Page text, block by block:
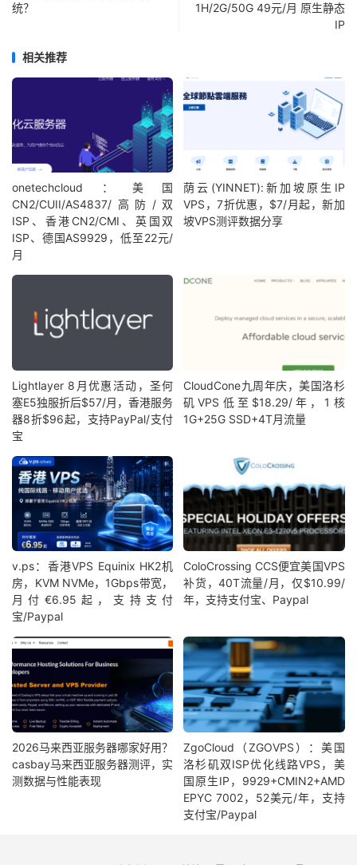
统？
1H/2G/50G 49元/月 原生静态
IP
相关推荐
onetechcloud：美国
CN2/CUII/AS4837/高防/双
ISP、香港CN2/CMI、英国双
ISP、德国AS9929，低至22元/
月
荫云(YINNET):新加坡原生IP
VPS，7折优惠，$7/月起，新加
坡VPS测评数据分享
Lightlayer 8月优惠活动，圣何
塞E5独服折后$57/月，香港服务
器8折$96起，支持PayPal/支付
宝
CloudCone九周年庆，美国洛杉
矶VPS低至$18.29/年，1核
1G+25G SSD+4T月流量
v.ps：香港VPS Equinix HK2机
房，KVM NVMe，1Gbps带宽，
月付€6.95起，支持支付
宝/Paypal
ColoCrossing CCS便宜美国VPS
补货，40T流量/月，仅$10.99/
年，支持支付宝、Paypal
2026马来西亚服务器哪家好用？
casbay马来西亚服务器测评，实
测数据与性能表现
ZgoCloud（ZGOVPS）：美国
洛杉矶双ISP优化线路VPS，美
国原生IP，9929+CMIN2+AMD
EPYC 7002，52美元/年，支持
支付宝/Paypal